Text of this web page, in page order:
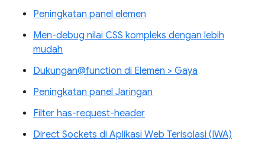
Peningkatan panel elemen
Men-debug nilai CSS kompleks dengan lebih
mudah
Dukungan@function di Elemen > Gaya
Peningkatan panel Jaringan
Filter has-request-header
Direct Sockets di Aplikasi Web Terisolasi (IWA)